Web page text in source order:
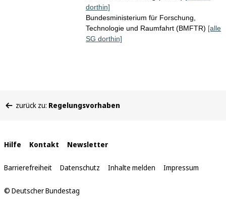
dorthin]
Bundesministerium für Forschung,
Technologie und Raumfahrt (BMFTR) [alle
SG dorthin]
befinden
zurück zu: Regelungsvorhaben
Interne
Links
Hilfe Kontakt Newsletter
Barrierefreiheit Datenschutz Inhalte melden Impressum
© Deutscher Bundestag